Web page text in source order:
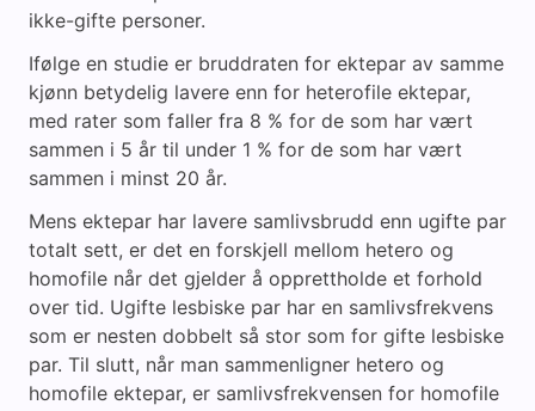
ikke-gifte personer.
Ifølge en studie er bruddraten for ektepar av samme
kjønn betydelig lavere enn for heterofile ektepar,
med rater som faller fra 8 % for de som har vært
sammen i 5 år til under 1 % for de som har vært
sammen i minst 20 år.
Mens ektepar har lavere samlivsbrudd enn ugifte par
totalt sett, er det en forskjell mellom hetero og
homofile når det gjelder å opprettholde et forhold
over tid. Ugifte lesbiske par har en samlivsfrekvens
som er nesten dobbelt så stor som for gifte lesbiske
par. Til slutt, når man sammenligner hetero og
homofile ektepar, er samlivsfrekvensen for homofile